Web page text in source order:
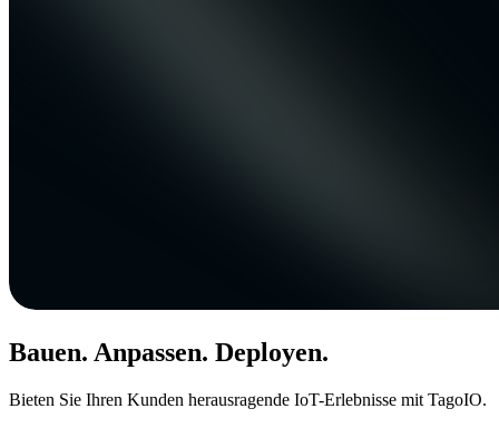
Bauen. Anpassen. Deployen.
Bieten Sie Ihren Kunden herausragende IoT-Erlebnisse mit TagoIO.